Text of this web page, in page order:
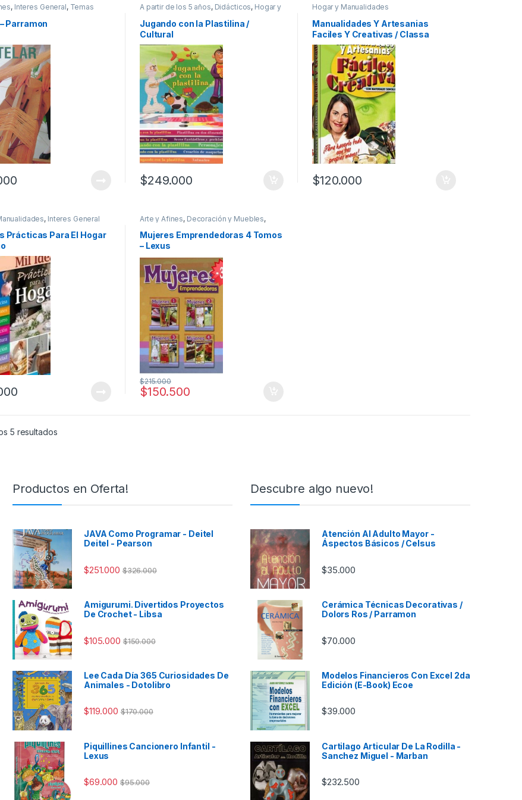
, Interes General, Temas
Parramon
A partir de los 5 años, Didácticos, Hogar y
Manualidades
General,Ocio y Tiempo Libre,Padres e
Hijos,Pasatiempos
Jugando con la Plastilina /
Cultural
$249.000
Hogar y Manualidades
Manualidades Y Artesanias
Faciles Y Creativas / Classa
$120.000
, Interes General
Prácticas Para El Hogar
Arte y Afines, Decoración y Muebles,
Ocio y Tiempo Libre,Ofertas,Temas
Varios
Mujeres Emprendedoras 4 Tomos
– Lexus
$150.500
$215.000
5 resultados
Productos en Oferta!
JAVA Como Programar - Deitel
Deitel - Pearson
$251.000 $326.000
Amigurumi. Divertidos Proyectos
De Crochet - Libsa
$105.000 $150.000
Lee Cada Día 365 Curiosidades De
Animales - Dotolibro
$119.000 $170.000
Piquillines Cancionero Infantil -
Lexus
$69.000 $95.000
Descubre algo nuevo!
Atención Al Adulto Mayor -
Áspectos Básicos / Celsus
$35.000
Cerámica Técnicas Decorativas /
Dolors Ros / Parramon
$70.000
Modelos Financieros Con Excel 2da
Edición (E-Book) Ecoe
$39.000
Cartilago Articular De La Rodilla -
Sanchez Miguel - Marban
$232.500